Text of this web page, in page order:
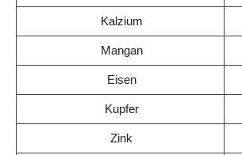
Kalzium
Mangan
Eisen
Kupfer
Zink